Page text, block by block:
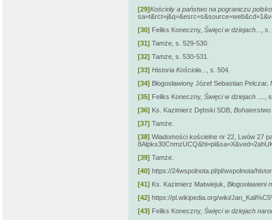
[29]Kościoły a państwo na pograniczu
[30] Feliks Koneczny, Święci w dziejach...
,
[31] Tamże, s. 529-530.
[32] Tamże, s. 530-531.
[33] Historia Kościoła...
, s. 504.
[34] Błogosławiony Józef Sebastian Pelczar,
[35] Feliks Koneczny, Święci w dziejach ....
,
[36] Ks. Kazimierz Dębski SDB, Bohaterstwo
[37] Tamże.
[38] Wiadomości kościelne nr 22, Lwów 27
[39] Tamże.
[40] https://24wspolnota.pl/pl/wspolnota/
[41] Ks. Kazimierz Matwiejuk,
[42] https://pl.wikipedia.org/wiki/
[43] Feliks Koneczny, Święci w dziejach